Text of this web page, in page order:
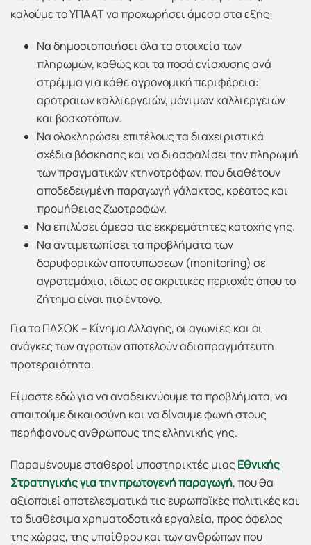
καλούμε το ΥΠΑΑΤ να προχωρήσει άμεσα στα εξής:
Να δημοσιοποιήσει όλα τα στοιχεία των
πληρωμών, καθώς και τα ποσά ενίσχυσης ανά
στρέμμα για κάθε αγρονομική περιφέρεια:
αροτραίων καλλιεργειών, μόνιμων καλλιεργειών
και βοσκοτόπων.
Να ολοκληρώσει επιτέλους τα διαχειριστικά
σχέδια βόσκησης και να διασφαλίσει την πληρωμή
των πραγματικών κτηνοτρόφων, που διαθέτουν
αποδεδειγμένη παραγωγή γάλακτος, κρέατος και
προμήθειας ζωοτροφών.
Να επιλύσει άμεσα τις εκκρεμότητες κατοχής γης.
Να αντιμετωπίσει τα προβλήματα των
δορυφορικών αποτυπώσεων (monitoring) σε
αγροτεμάχια, ιδίως σε ακριτικές περιοχές όπου το
ζήτημα είναι πιο έντονο.
Για το ΠΑΣΟΚ – Κίνημα Αλλαγής, οι αγωνίες και οι
ανάγκες των αγροτών αποτελούν αδιαπραγμάτευτη
προτεραιότητα.
Είμαστε εδώ για να αναδεικνύουμε τα προβλήματα, να
απαιτούμε δικαιοσύνη και να δίνουμε φωνή στους
περήφανους ανθρώπους της ελληνικής γης.
Παραμένουμε σταθεροί υποστηρικτές μιας Εθνικής
Στρατηγικής για την πρωτογενή παραγωγή, που θα
αξιοποιεί αποτελεσματικά τις ευρωπαϊκές πολιτικές και
τα διαθέσιμα χρηματοδοτικά εργαλεία, προς όφελος
της χώρας, της υπαίθρου και των ανθρώπων που